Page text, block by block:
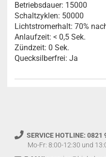
Betriebsdauer: 15000
Schaltzyklen: 50000
Lichtstromerhalt: 70%
Anlaufzeit: < 0,5 Sek.
Zündzeit: 0 Sek.
Quecksilberfrei: Ja
SERVICE HOTLINE: 0821
Mo-Fr: 8:00-12:30 und